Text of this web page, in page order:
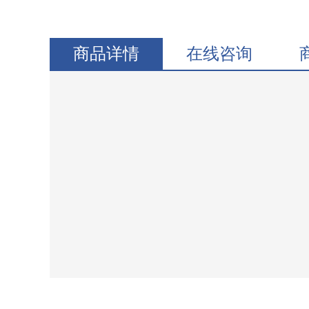
商品详情 在线咨询